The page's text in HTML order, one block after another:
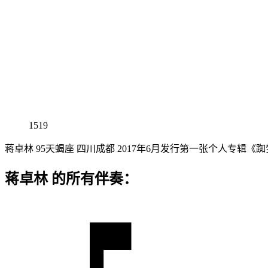
1519
蒋卓林 95天蝎座 四川成都 2017年6月发行第一张个人专辑《踟
蒋卓林 的所有伴奏：